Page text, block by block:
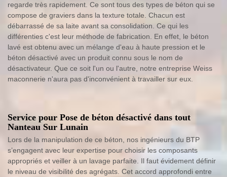
regarde très rapidement. Ce sont tous des types de béton qui se
compose de graviers dans la texture totale. Chacun est
débarrassé de sa laite avant sa consolidation. Ce qui les
différenties c'est leur méthode de fabrication. En effet, le béton
lavé est obtenu avec un mélange d'eau à haute pression et le
béton désactivé avec un produit connu sous le nom de
désactivateur. Que ce soit l'un ou l'autre, notre entreprise Weiss
maconnerie n'aura pas d'inconvénient à travailler sur eux.
Service pour Pose de béton désactivé dans tout
Nanteau Sur Lunain
Lors de la manipulation de ce béton, nos ingénieurs du BTP
s’engagent avec leur expertise pour choisir les composants
appropriés et veiller à un lavage parfaite. Il faut évidement définir
le niveau de visibilité des agrégats. Cet accord approfondi entre